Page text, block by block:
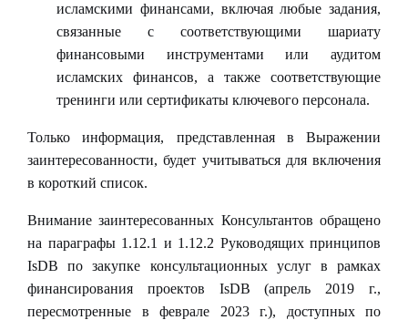
исламскими финансами, включая любые задания,
связанные с соответствующими шариату
финансовыми инструментами или аудитом
исламских финансов, а также соответствующие
тренинги или сертификаты ключевого персонала.
Только информация, представленная в Выражении
заинтересованности, будет учитываться для включения
в короткий список.
Внимание заинтересованных Консультантов обращено
на параграфы 1.12.1 и 1.12.2 Руководящих принципов
IsDB по закупке консультационных услуг в рамках
финансирования проектов IsDB (апрель 2019 г.,
пересмотренные в феврале 2023 г.), доступных по